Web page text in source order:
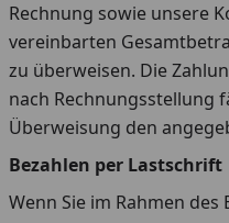
Rechnung sowie unsere
vereinbarten
zu überweisen. Die
nach Rechnungsstellung
Überweisung den
Bezahlen per Lastschrift
Wenn Sie im Rahmen